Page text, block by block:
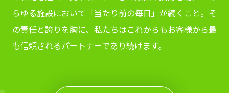
らゆる施設において「当たり前の毎日」が続くこと。そ
の責任と誇りを胸に、私たちはこれからもお客様から最
も信頼されるパートナーであり続けます。